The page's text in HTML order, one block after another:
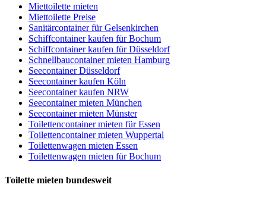
Miettoilette mieten
Miettoilette Preise
Sanitärcontainer für Gelsenkirchen
Schiffcontainer kaufen für Bochum
Schiffcontainer kaufen für Düsseldorf
Schnellbaucontainer mieten Hamburg
Seecontainer Düsseldorf
Seecontainer kaufen Köln
Seecontainer kaufen NRW
Seecontainer mieten München
Seecontainer mieten Münster
Toilettencontainer mieten für Essen
Toilettencontainer mieten Wuppertal
Toilettenwagen mieten Essen
Toilettenwagen mieten für Bochum
Toilette mieten bundesweit